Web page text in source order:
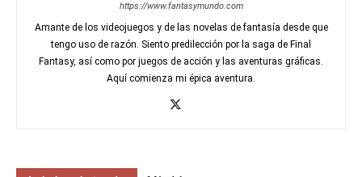
https://www.fantasymundo.com
Amante de los videojuegos y de las novelas de fantasía desde que
tengo uso de razón. Siento predilección por la saga de Final
Fantasy, así como por juegos de acción y las aventuras gráficas.
Aquí comienza mi épica aventura.